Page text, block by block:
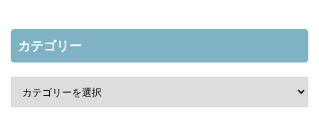
カテゴリー